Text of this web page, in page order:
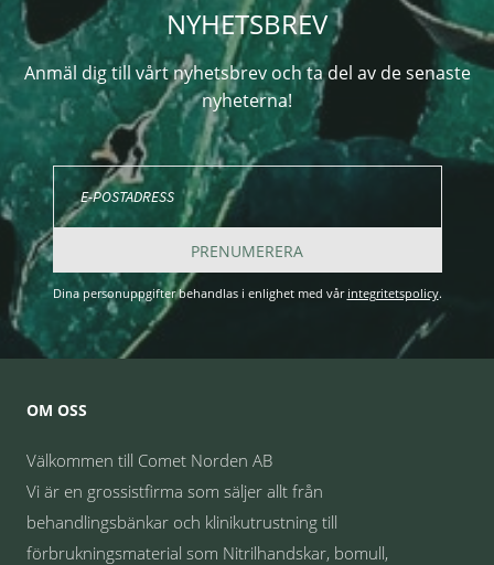
NYHETSBREV
Anmäl dig till vårt nyhetsbrev och ta del av de senaste
nyheterna!
PRENUMERERA
Dina personuppgifter behandlas i enlighet med vår integritetspolicy.
OM OSS
Välkommen till Comet Norden AB
Vi är en grossistfirma som säljer allt från
behandlingsbänkar och klinikutrustning till
förbrukningsmaterial som Nitrilhandskar, bomull,